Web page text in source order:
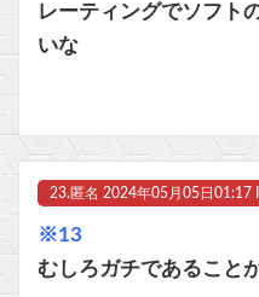
レーティングでソフト
いな
23. 匿名 2024年05月05日01:17
※13
むしろガチであること